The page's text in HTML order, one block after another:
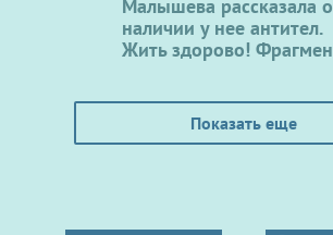
Малышева рассказала о
наличии у нее антител.
Жить здорово!
Показать еще